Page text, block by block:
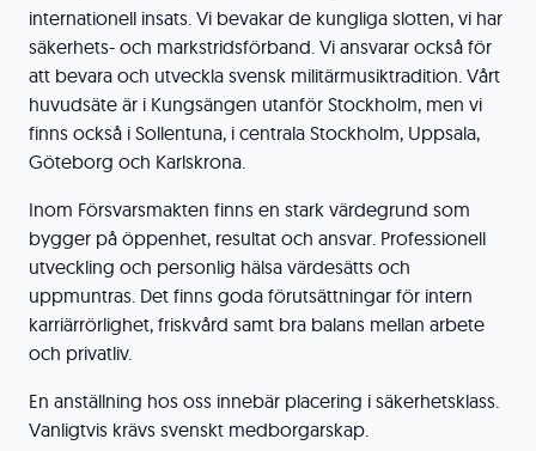
internationell insats. Vi bevakar de kungliga slotten, vi har
säkerhets- och markstridsförband. Vi ansvarar också för
att bevara och utveckla svensk militärmusiktradition. Vårt
huvudsäte är i Kungsängen utanför Stockholm, men vi
finns också i Sollentuna, i centrala Stockholm, Uppsala,
Göteborg och Karlskrona.
Inom Försvarsmakten finns en stark värdegrund som
bygger på öppenhet, resultat och ansvar. Professionell
utveckling och personlig hälsa värdesätts och
uppmuntras. Det finns goda förutsättningar för intern
karriärrörlighet, friskvård samt bra balans mellan arbete
och privatliv.
En anställning hos oss innebär placering i säkerhetsklass.
Vanligtvis krävs svenskt medborgarskap.